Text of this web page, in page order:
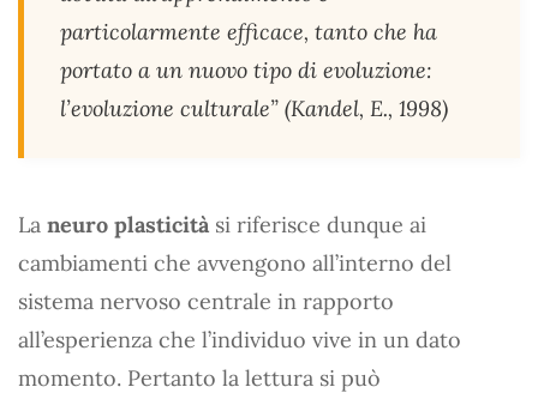
particolarmente efficace, tanto che ha
portato a un nuovo tipo di evoluzione:
l’evoluzione culturale” (Kandel, E., 1998)
La neuro plasticità si riferisce dunque ai
cambiamenti che avvengono all’interno del
sistema nervoso centrale in rapporto
all’esperienza che l’individuo vive in un dato
momento. Pertanto la lettura si può